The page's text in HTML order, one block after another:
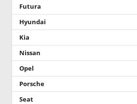
Futura
Hyundai
Kia
Nissan
Opel
Porsche
Seat